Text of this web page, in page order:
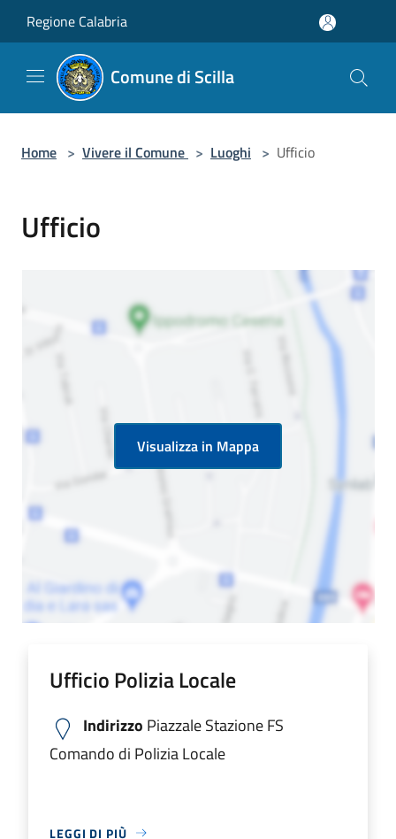
Regione Calabria
Comune di Scilla
Home > Vivere il Comune > Luoghi > Ufficio
Ufficio
Visualizza in Mappa
Ufficio Polizia Locale
Indirizzo Piazzale Stazione FS
Comando di Polizia Locale
LEGGI DI PIÙ